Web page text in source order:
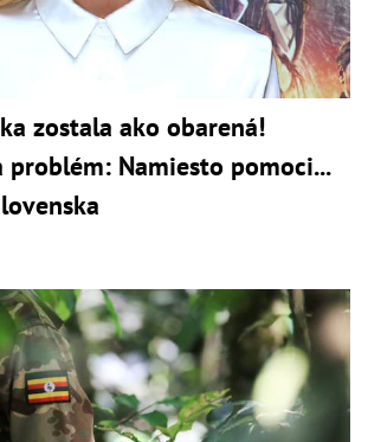
zostala ako obarená!
problém: Namiesto pomoci...